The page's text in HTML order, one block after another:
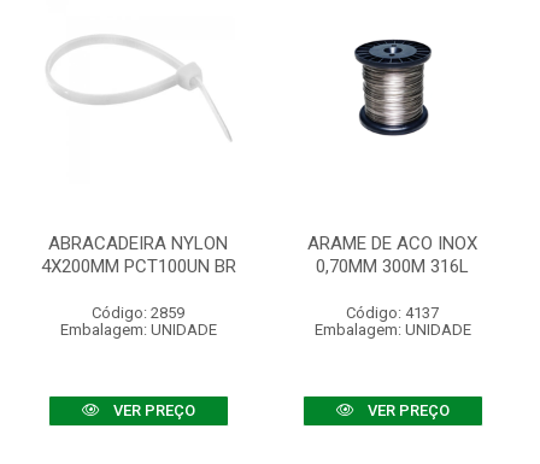
ABRACADEIRA NYLON
4X200MM PCT100UN BR
Código: 2859
Embalagem: UNIDADE
VER PREÇO
ARAME DE ACO INOX
0,70MM 300M 316L
Código: 4137
Embalagem: UNIDADE
VER PREÇO